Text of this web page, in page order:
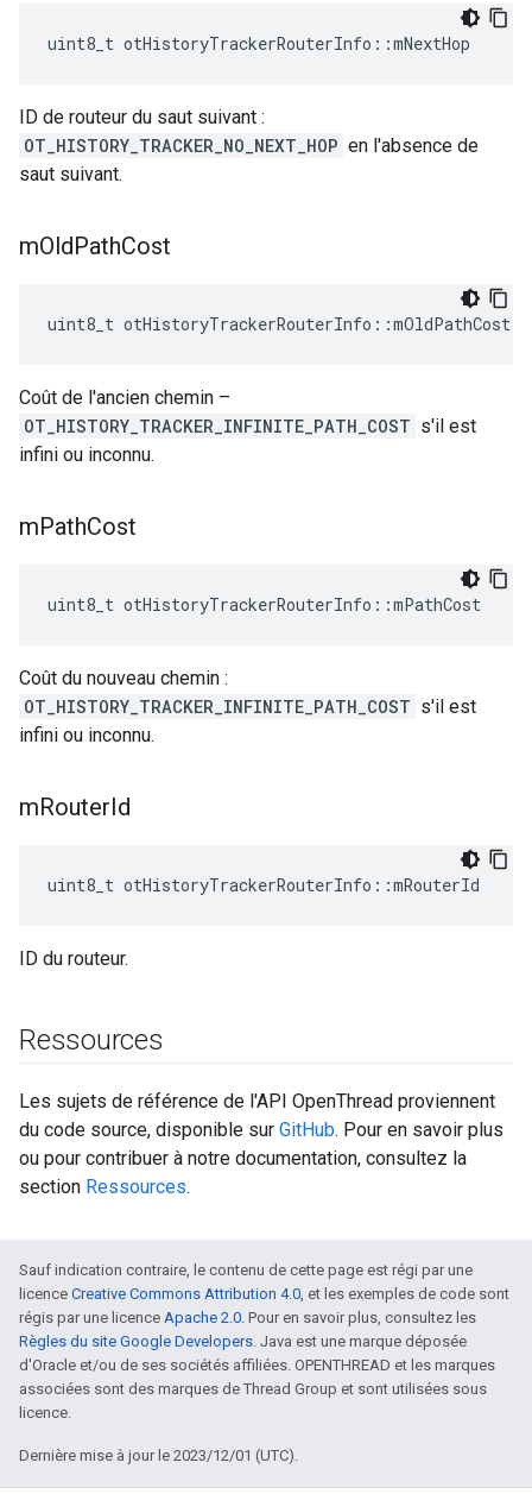
uint8_t otHistoryTrackerRouterInfo ::mNextHop
ID de routeur du saut suivant :
OT_HISTORY_TRACKER_NO_NEXT_HOP en l'absence de
saut suivant.
mOldPathCost
uint8_t otHistoryTrackerRouterInfo ::mOldPathCost
Coût de l'ancien chemin –
OT_HISTORY_TRACKER_INFINITE_PATH_COST s'il est
infini ou inconnu.
mPathCost
uint8_t otHistoryTrackerRouterInfo ::mPathCost
Coût du nouveau chemin :
OT_HISTORY_TRACKER_INFINITE_PATH_COST s'il est
infini ou inconnu.
mRouterId
uint8_t otHistoryTrackerRouterInfo ::mRouterId
ID du routeur.
Ressources
Les sujets de référence de l'API OpenThread proviennent
du code source, disponible sur GitHub. Pour en savoir plus
ou pour contribuer à notre documentation, consultez la
section Ressources.
Sauf indication contraire, le contenu de cette page est régi par une
licence Creative Commons Attribution 4.0, et les exemples de code sont
régis par une licence Apache 2.0. Pour en savoir plus, consultez les
Règles du site Google Developers. Java est une marque déposée
d'Oracle et/ou de ses sociétés affiliées. OPENTHREAD et les marques
associées sont des marques de Thread Group et sont utilisées sous
licence.
Dernière mise à jour le 2023/12/01 (UTC).